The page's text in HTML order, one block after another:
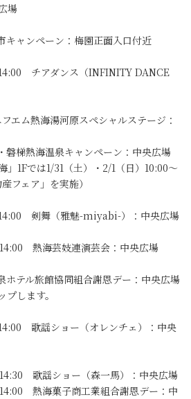
場
ャンペーン：梅園正面入口付近
チアダンス（INFINITY DANCE
ム熱海湯河原スペシャルステージ：
梯熱海温泉キャンペーン：中央広場
1Fでは1/31（土）・2/1（日）10:00～
フェア」を実施）
剣舞（雅魅-miyabi-）：中央広場
熱海芸妓連演芸会：中央広場
テル旅館協同組合謝恩デー：中央広場
します。
歌謡ショー（オレンチェ）：中央
歌謡ショー（森一馬）：中央広場
熱海菓子商工業組合謝恩デー：中